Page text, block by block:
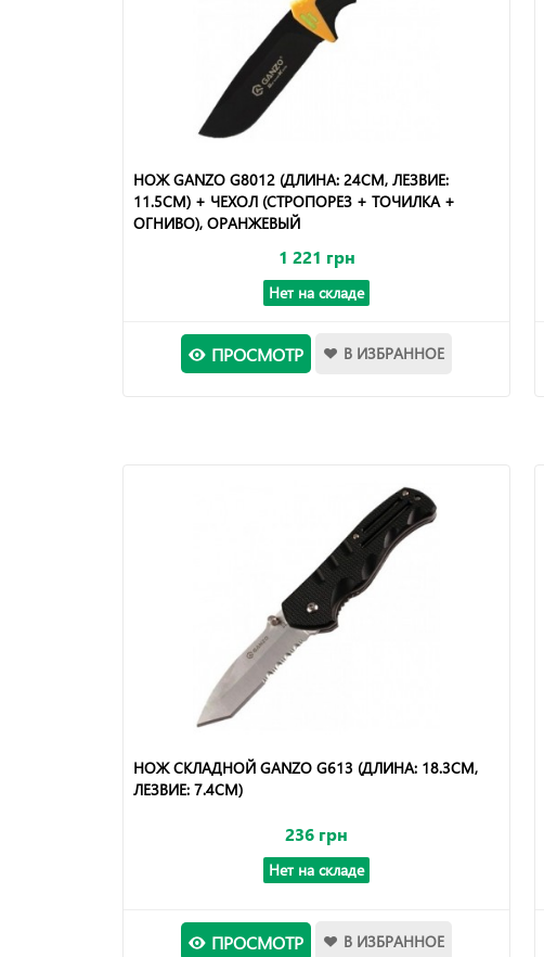
НОЖ GANZO G8012 (ДЛИНА: 24СМ, ЛЕЗВИЕ:
11.5СМ) + ЧЕХОЛ (СТРОПОРЕЗ + ТОЧИЛКА +
ОГНИВО), ОРАНЖЕВЫЙ
1 221 грн
Нет на складе
ПРОСМОТР В ИЗБРАННОЕ
НОЖ СКЛАДНОЙ GANZO G613 (ДЛИНА: 18.3СМ,
ЛЕЗВИЕ: 7.4СМ)
236 грн
Нет на складе
ПРОСМОТР В ИЗБРАННОЕ